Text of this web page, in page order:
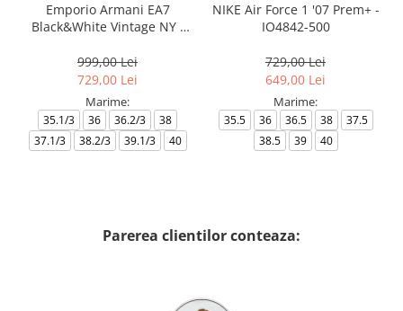
Emporio Armani EA7
Black&White Vintage NY -
999,00 Lei
729,00 Lei
Marime:
35.1/3 36 36.2/3
38
37.1/3
38.2/3 39.1/3 40
NIKE Air Force 1 '07 Prem+ -
IO4842-500
729,00 Lei
649,00 Lei
Marime:
35.5 36 36.5 38
37.5
38.5
39 40
Parerea clientilor conteaza: